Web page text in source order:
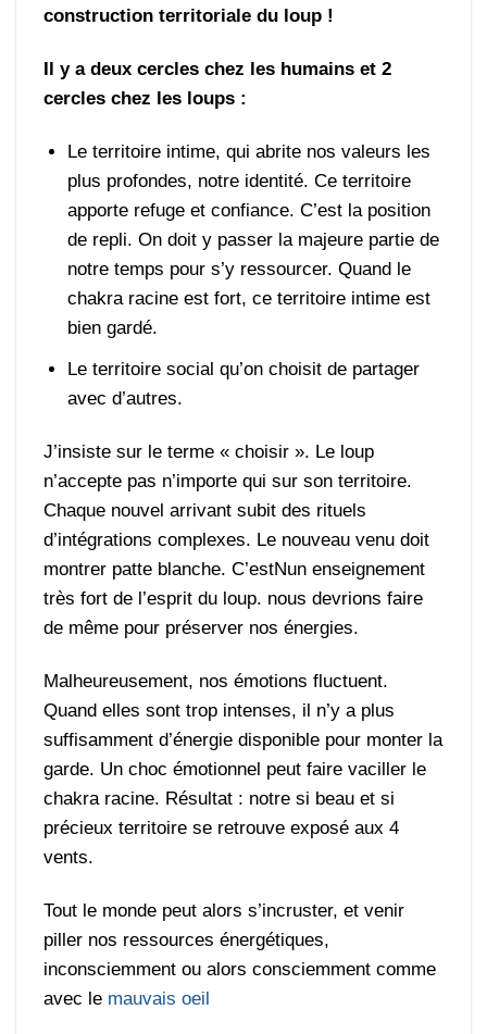
construction territoriale du loup !
Il y a deux cercles chez les humains et 2
cercles chez les loups :
Le territoire intime, qui abrite nos valeurs les
plus profondes, notre identité. Ce territoire
apporte refuge et confiance. C’est la position
de repli. On doit y passer la majeure partie de
notre temps pour s’y ressourcer. Quand le
chakra racine est fort, ce territoire intime est
bien gardé.
Le territoire social qu’on choisit de partager
avec d’autres.
J’insiste sur le terme « choisir ». Le loup
n’accepte pas n’importe qui sur son territoire.
Chaque nouvel arrivant subit des rituels
d’intégrations complexes. Le nouveau venu doit
montrer patte blanche. C’estNun enseignement
très fort de l’esprit du loup. nous devrions faire
de même pour préserver nos énergies.
Malheureusement, nos émotions fluctuent.
Quand elles sont trop intenses, il n’y a plus
suffisamment d’énergie disponible pour monter la
garde. Un choc émotionnel peut faire vaciller le
chakra racine. Résultat : notre si beau et si
précieux territoire se retrouve exposé aux 4
vents.
Tout le monde peut alors s’incruster, et venir
piller nos ressources énergétiques,
inconsciemment ou alors consciemment comme
avec le mauvais oeil